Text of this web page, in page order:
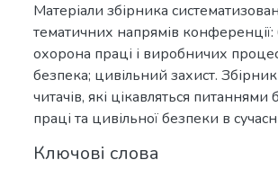
Матеріали збірника
тематичних напрямів конференції:
охорона праці і виробничих
безпека; цивільний захист.
читачів, які цікавляться
праці та цивільної безпеки в
Ключові слова